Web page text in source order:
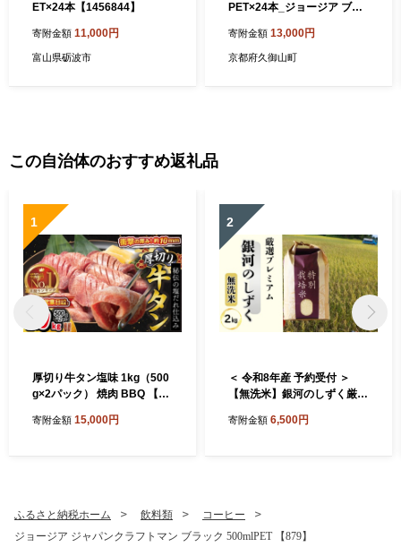
ET×24本【1456844】
寄附金額 11,000円
富山県砺波市
PET×24本_ジョージア ブラ
飲料 無糖 ブラックコーヒー
ペットボトル 500ml 24本 ケ
寄附金額 13,000円
京都府久御山町
この自治体のおすすめ返礼品
1
厚切り牛タン塩味 1kg（500
g×2パック） 焼肉 BBQ 【76
寄附金額 15,000円
2
＜ 令和8年産 予約受付 ＞
【無洗米】銀河のしずく厳選
肥料）2kg 【2083】
寄附金額 6,500円
ふるさと納税ホーム 飲料類
コーヒー
ジョージア ジャパンクラフトマン ブラック 500mlPET 【879】